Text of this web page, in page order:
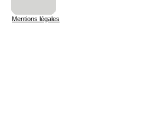
Mentions légales